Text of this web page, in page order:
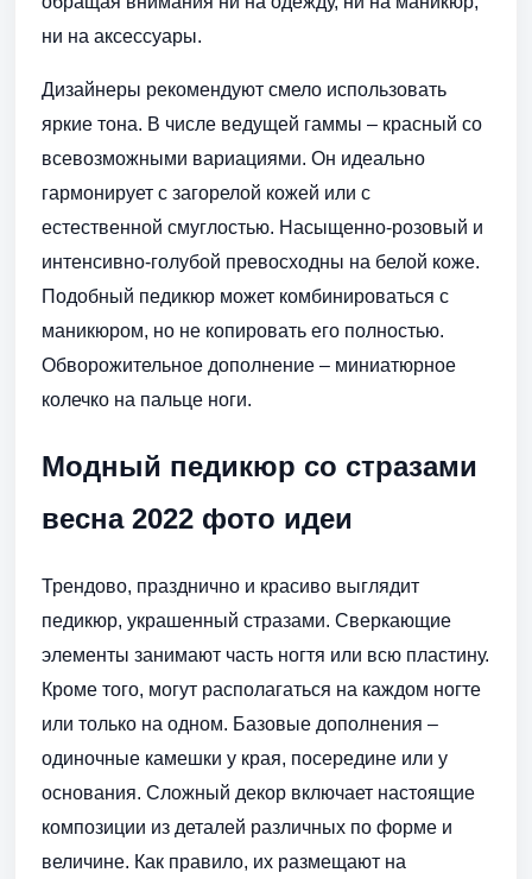
ни на аксессуары.
Дизайнеры рекомендуют смело использовать
яркие тона. В числе ведущей гаммы – красный со
всевозможными вариациями. Он идеально
гармонирует с загорелой кожей или с
естественной смуглостью. Насыщенно-розовый и
интенсивно-голубой превосходны на белой коже.
Подобный педикюр может комбинироваться с
маникюром, но не копировать его полностью.
Обворожительное дополнение – миниатюрное
колечко на пальце ноги.
Модный педикюр со стразами
весна 2022 фото идеи
Трендово, празднично и красиво выглядит
педикюр, украшенный стразами. Сверкающие
элементы занимают часть ногтя или всю пластину.
Кроме того, могут располагаться на каждом ногте
или только на одном. Базовые дополнения –
одиночные камешки у края, посередине или у
основания. Сложный декор включает настоящие
композиции из деталей различных по форме и
величине. Как правило, их размещают на